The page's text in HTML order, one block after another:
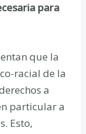
para
que la
racial de la
a
particular a
Esto,